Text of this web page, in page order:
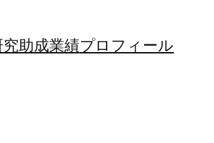
助成業績プロフィール